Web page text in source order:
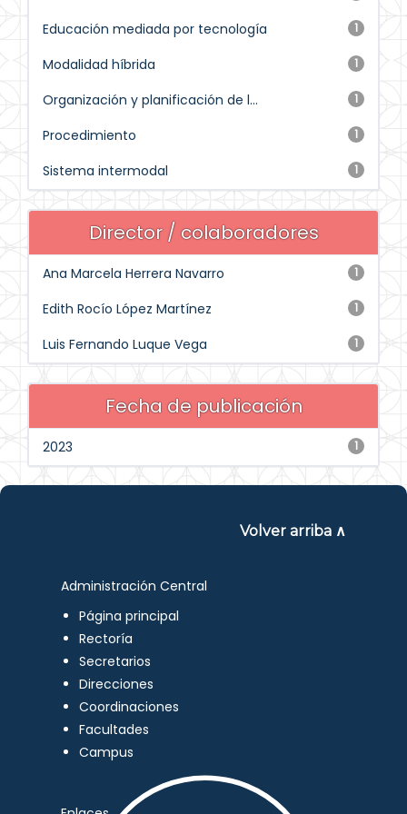
1
Educación mediada por tecnología
1
Modalidad híbrida
1
Organización y planificación de l...
1
Procedimiento
1
Sistema intermodal
Director / colaboradores
1
Ana Marcela Herrera Navarro
1
Edith Rocío López Martínez
1
Luis Fernando Luque Vega
Fecha de publicación
1
2023
Volver arriba ∧
Administración Central
Página principal
Rectoría
Secretarios
Direcciones
Coordinaciones
Facultades
Campus